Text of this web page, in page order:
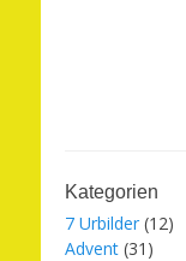
Kategorien
7 Urbilder (12)
Advent (31)